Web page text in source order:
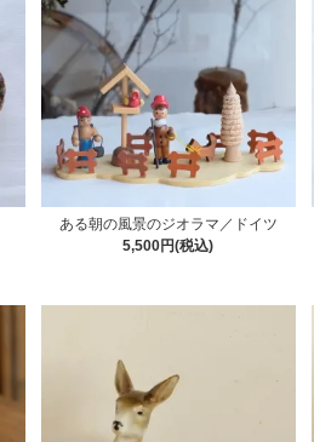
ある朝の風景のジオラマ／ドイツ
5,500円(税込)